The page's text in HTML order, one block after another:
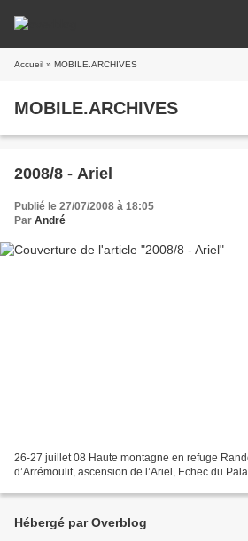
Accueil » MOBILE.ARCHIVES
MOBILE.ARCHIVES
2008/8 - Ariel
Publié le 27/07/2008 à 18:05
Par André
26-27 juillet 08 Haute montagne en refuge
d’Arrémoulit, ascension de l’Ariel, Echec du
Hébergé par Overblog